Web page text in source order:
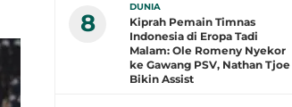
8
DUNIA
Kiprah Pemain Timnas
Indonesia di Eropa Tadi
Malam: Ole Romeny Nyekor
ke Gawang PSV, Nathan Tjoe
Bikin Assist